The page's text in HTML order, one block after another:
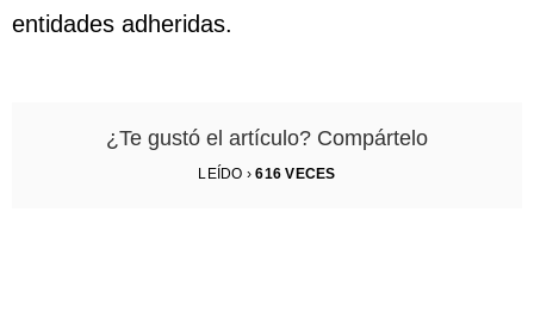
entidades adheridas.
¿Te gustó el artículo? Compártelo
LEÍDO ›616 VECES